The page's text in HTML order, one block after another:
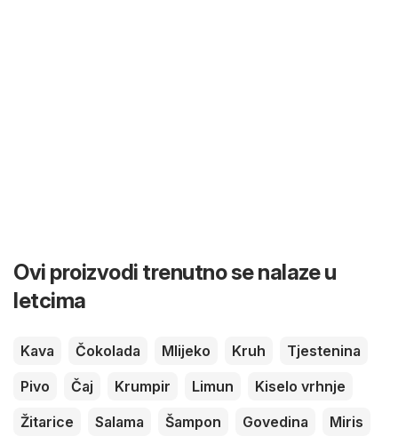
Ovi proizvodi trenutno se nalaze u
letcima
Kava Čokolada Mlijeko Kruh
Tjestenina
Pivo
Čaj Krumpir Limun
Kiselo vrhnje
Žitarice
Salama Šampon Govedina
Miris